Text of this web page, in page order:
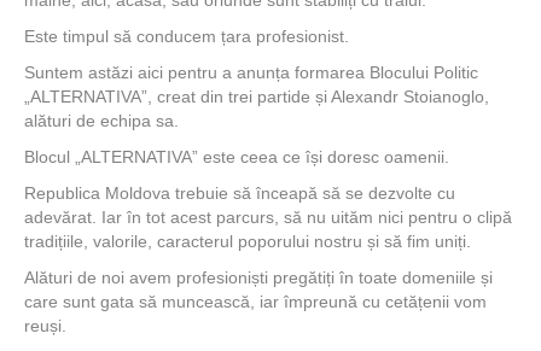
Este timpul să conducem țara profesionist.
Suntem astăzi aici pentru a anunța formarea Blocului Politic
„ALTERNATIVA”, creat din trei partide și Alexandr Stoianoglo,
alături de echipa sa.
Blocul „ALTERNATIVA” este ceea ce își doresc oamenii.
Republica Moldova trebuie să înceapă să se dezvolte cu
adevărat. Iar în tot acest parcurs, să nu uităm nici pentru o clipă
tradițiile, valorile, caracterul poporului nostru și să fim uniți.
Alături de noi avem profesioniști pregătiți în toate domeniile și
care sunt gata să muncească, iar împreună cu cetățenii vom
reuși.